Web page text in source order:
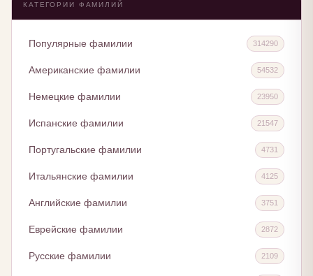
КАТЕГОРИИ ФАМИЛИЙ
Популярные фамилии 314290
Американские фамилии 54532
Немецкие фамилии 23950
Испанские фамилии 21547
Португальские фамилии 4731
Итальянские фамилии 4125
Английские фамилии 3751
Еврейские фамилии 2872
Русские фамилии 2109